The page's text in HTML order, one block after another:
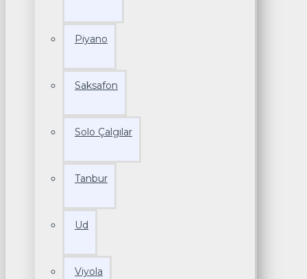
Piyano
Saksafon
Solo Çalgılar
Tanbur
Ud
Viyola